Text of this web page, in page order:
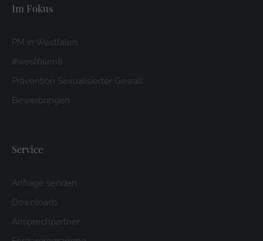
Im Fokus
PM in Westfalen
#westfalen8
Prävention Sexualisierter Gewalt
Bewerbungen
Service
Anfrage senden
Downloads
Ansprechpartner